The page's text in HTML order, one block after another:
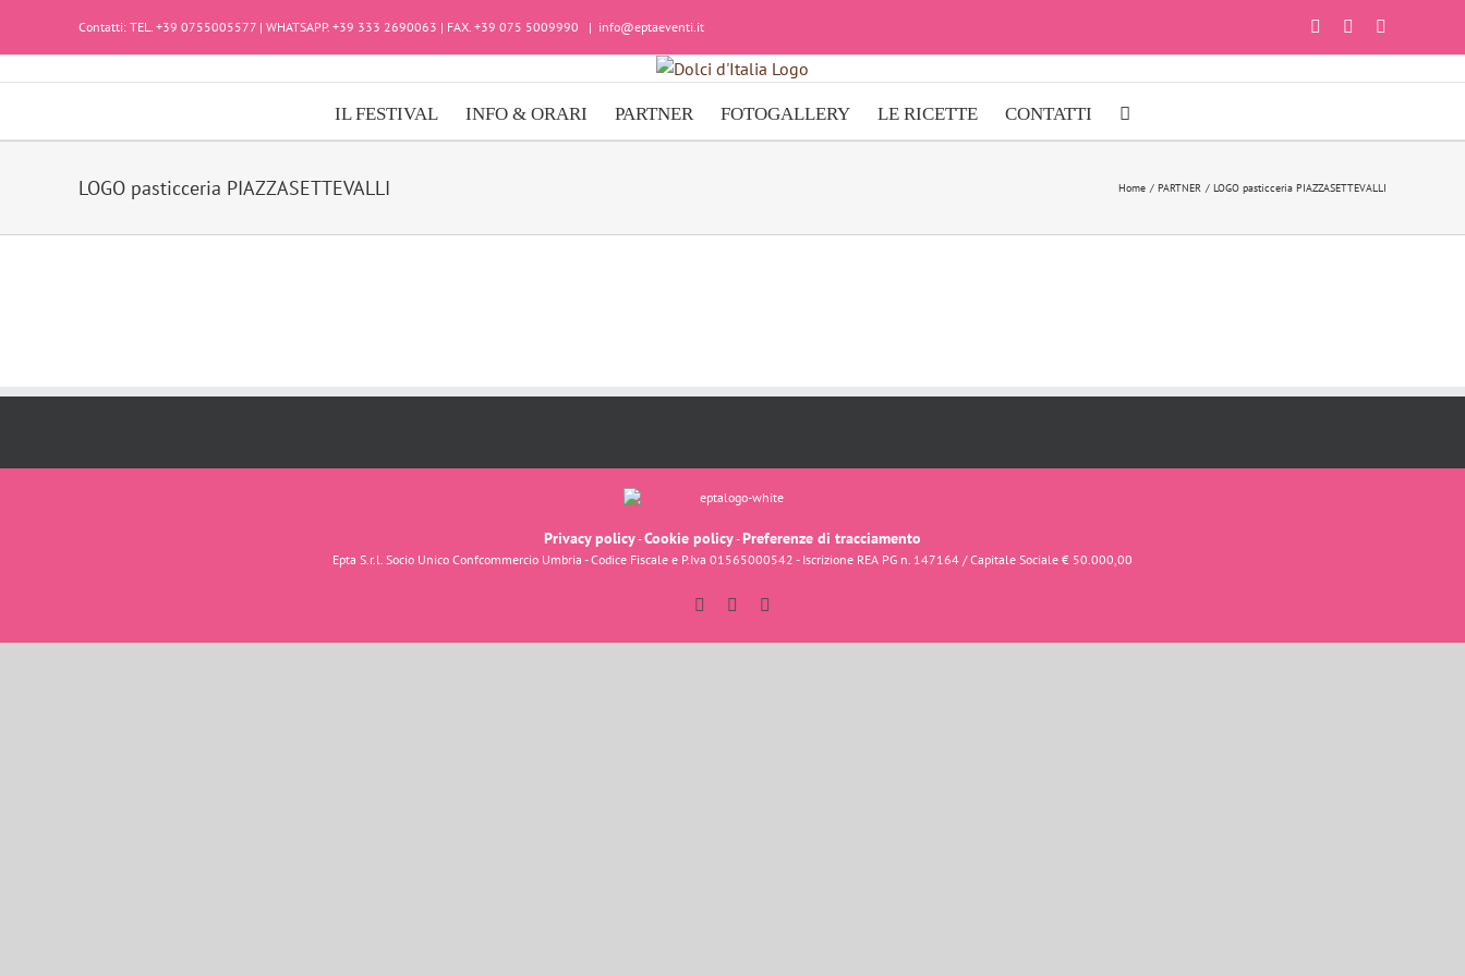
Contatti: TEL. +39 0755005577 | WHATSAPP. +39 333 2690063 | FAX. +39 075 5009990 | info@eptaeventi.it FacebookInstagram
IL FESTIVAL INFO & ORARI PARTNER FOTOGALLERY LE RICETTE CONTATTI
LOGO pasticceria PIAZZASETTEVALLI Home PARTNER LOGO pasticceria PIAZZASETTEVALLI
Privacy policy-Cookie policy-Preferenze di tracciamento
Epta S.r.l. Socio Unico Confcommercio Umbria - Codice Fiscale e P.Iva 01565000542 - Iscrizione REA PG n. 147164 / Capitale Sociale € 50.000,00
FacebookInstagram